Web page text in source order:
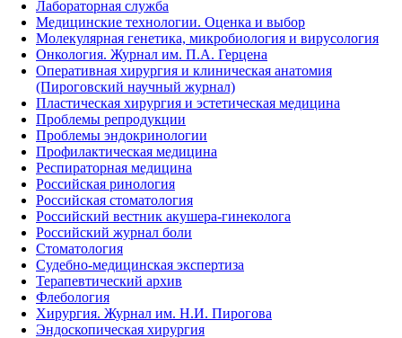
Лабораторная служба
Медицинские технологии. Оценка и выбор
Молекулярная генетика, микробиология и вирусология
Онкология. Журнал им. П.А. Герцена
Оперативная хирургия и клиническая анатомия
(Пироговский научный журнал)
Пластическая хирургия и эстетическая медицина
Проблемы репродукции
Проблемы эндокринологии
Профилактическая медицина
Респираторная медицина
Российская ринология
Российская стоматология
Российский вестник акушера-гинеколога
Российский журнал боли
Стоматология
Судебно-медицинская экспертиза
Терапевтический архив
Флебология
Хирургия. Журнал им. Н.И. Пирогова
Эндоскопическая хирургия